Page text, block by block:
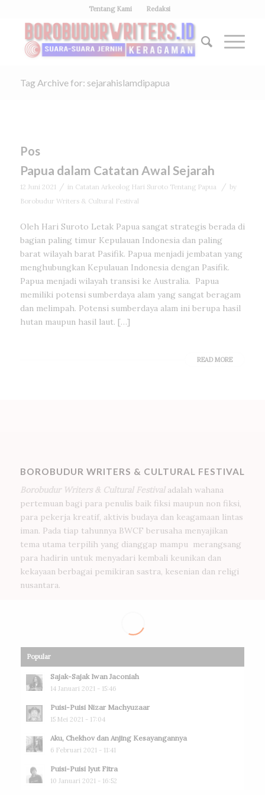
Tentang Kami Redaksi
Tag Archive for: sejarahislamdipapua
Pos
Papua dalam Catatan Awal Sejarah
12 Juni 2021 / in Catatan Arkeolog Hari Suroto Tentang Papua /
by
Borobudur Writers & Cultural Festival
Oleh Hari Suroto Letak Papua sangat strategis berada di
bagian paling timur Kepulauan Indonesia dan paling
barat wilayah barat Pasifik. Papua menjadi jembatan yang
menghubungkan Kepulauan Indonesia dengan Pasifik.
Papua menjadi wilayah transisi ke Australia. Papua
memiliki potensi sumberdaya alam yang sangat beragam
dan melimpah. Potensi sumberdaya alam ini berupa hasil
hutan maupun hasil laut. […]
READ MORE
BOROBUDUR WRITERS & CULTURAL FESTIVAL
Borobudur Writers & Cultural Festival adalah wahana
pertemuan bagi para penulis baik fiksi maupun non fiksi,
para pekerja kreatif, aktivis budaya dan keagamaan lintas
iman. Pada tiap tahunnya BWCF berusaha menyajikan
tema utama terpilih yang dianggap mampu merangsang
para hadirin untuk menyadari kembali keunikan dan
kekayaan berbagai pemikiran sastra, kesenian dan religi
nusantara.
Popular
Sajak-Sajak Iwan Jaconiah
14 Januari 2021 - 15:46
Puisi-Puisi Nizar Machyuzaar
15 Mei 2021 - 17:04
Aku, Chekhov dan Anjing Kesayangannya
6 Februari 2021 - 11:41
Puisi-Puisi Iyut Fitra
10 Januari 2021 - 16:52